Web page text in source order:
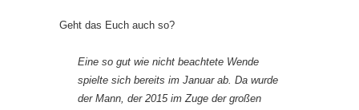
Geht das Euch auch so?
Eine so gut wie nicht beachtete Wende
spielte sich bereits im Januar ab. Da wurde
der Mann, der 2015 im Zuge der großen